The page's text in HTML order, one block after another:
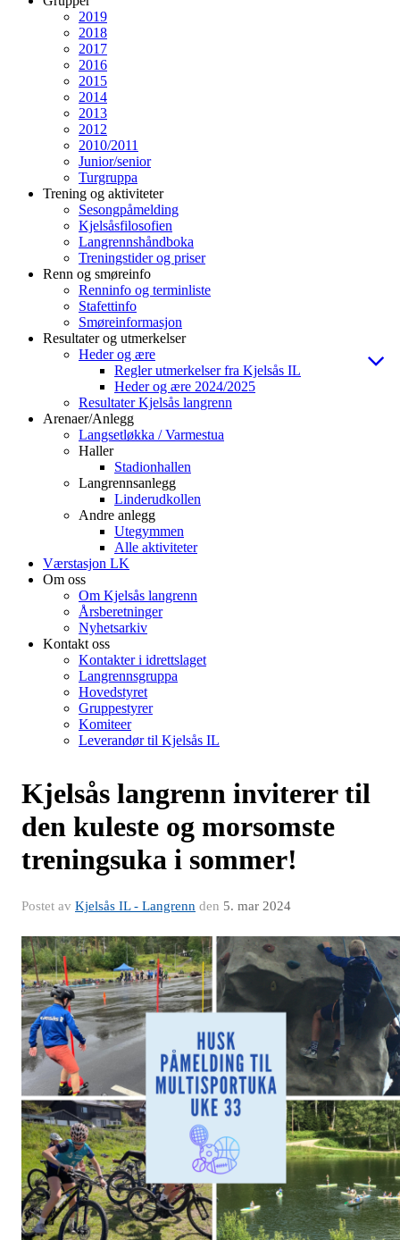
2019
2018
2017
2016
2015
2014
2013
2012
2010/2011
Junior/senior
Turgruppa
Trening og aktiviteter
Sesongpåmelding
Kjelsåsfilosofien
Langrennshåndboka
Treningstider og priser
Renn og smøreinfo
Renninfo og terminliste
Stafettinfo
Smøreinformasjon
Resultater og utmerkelser
Heder og ære
Regler utmerkelser fra Kjelsås IL
Heder og ære 2024/2025
Resultater Kjelsås langrenn
Arenaer/Anlegg
Langsetløkka / Varmestua
Haller
Stadionhallen
Langrennsanlegg
Linderudkollen
Andre anlegg
Utegymmen
Alle aktiviteter
Værstasjon LK
Om oss
Om Kjelsås langrenn
Årsberetninger
Nyhetsarkiv
Kontakt oss
Kontakter i idrettslaget
Langrennsgruppa
Hovedstyret
Gruppestyrer
Komiteer
Leverandør til Kjelsås IL
Kjelsås langrenn inviterer til
den kuleste og morsomste
treningsuka i sommer!
Postet av Kjelsås IL - Langrenn den 5. mar 2024